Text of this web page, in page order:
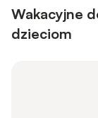
Wakacyjne
dzieciom